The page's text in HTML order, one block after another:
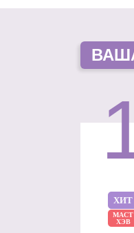
ХИТ
МАСТ
ХЭВ